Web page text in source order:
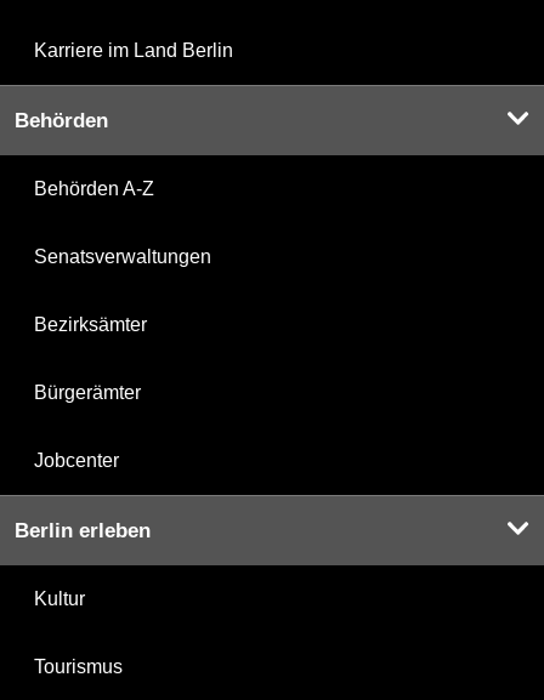
Karriere im Land Berlin
Behörden
Behörden A-Z
Senatsverwaltungen
Bezirksämter
Bürgerämter
Jobcenter
Berlin erleben
Kultur
Tourismus